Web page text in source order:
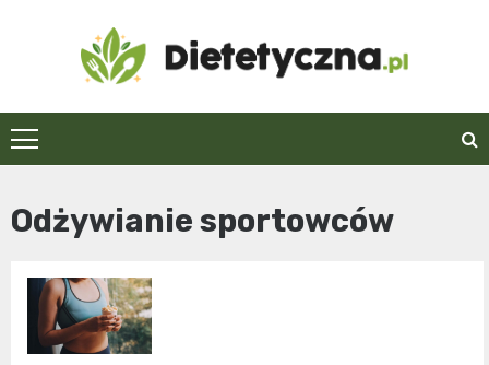
Dietetyczna.pl
Odżywianie sportowców